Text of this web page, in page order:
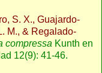
S. X., Guajardo-
M., & Regalado-
compressa Kunth en
12(9): 41-46.